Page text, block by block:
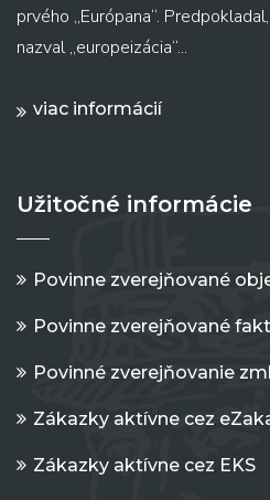
prvého „Európana“.
nazval „europeizácia“...
viac informácií
Užitočné informácie
Povinne zverejňované
Povinne zverejňované
Povinné zverejňovanie
Zákazky aktívne cez
Zákazky aktívne cez EKS